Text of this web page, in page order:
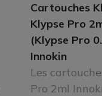
Cartouches
Klypse Pro
(Klypse Pro
Innokin
Les
Pro 2ml